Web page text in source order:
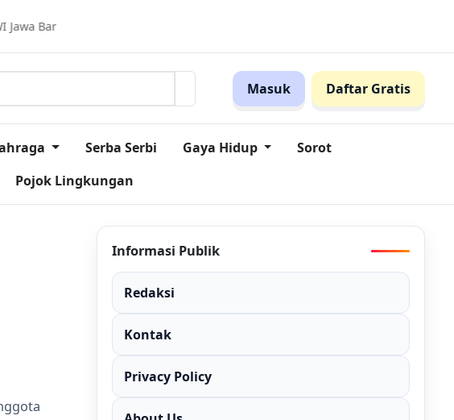
Berkomitmen Ini!
Masuk Daftar Gratis
Serba Serbi Gaya Hidup
Sorot
Pojok Lingkungan
Informasi Publik
Redaksi
Kontak
Privacy Policy